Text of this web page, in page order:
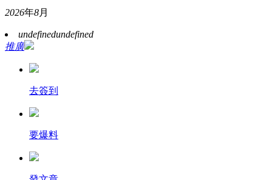
2026年8月
undefinedundefined
推廣
去簽到
要爆料